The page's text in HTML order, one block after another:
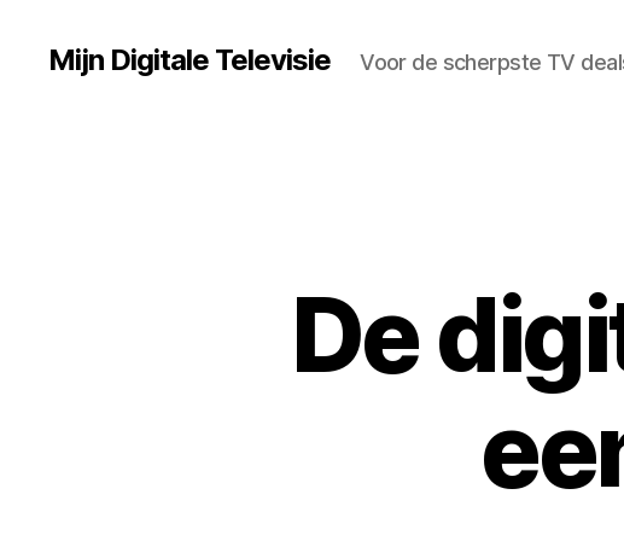
Mijn Digitale Televisie Voor de scherpste TV
De